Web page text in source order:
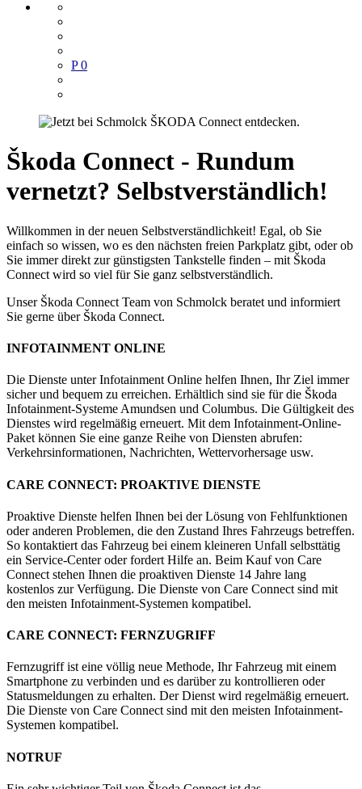
P 0
Škoda Connect - Rundum
vernetzt? Selbstverständlich!
Willkommen in der neuen Selbstverständlichkeit! Egal, ob Sie
einfach so wissen, wo es den nächsten freien Parkplatz gibt, oder ob
Sie immer direkt zur günstigsten Tankstelle finden – mit Škoda
Connect wird so viel für Sie ganz selbstverständlich.
Unser Škoda Connect Team von Schmolck beratet und informiert
Sie gerne über Škoda Connect.
INFOTAINMENT ONLINE
Die Dienste unter Infotainment Online helfen Ihnen, Ihr Ziel immer
sicher und bequem zu erreichen. Erhältlich sind sie für die Škoda
Infotainment-Systeme Amundsen und Columbus. Die Gültigkeit des
Dienstes wird regelmäßig erneuert. Mit dem Infotainment-Online-
Paket können Sie eine ganze Reihe von Diensten abrufen:
Verkehrsinformationen, Nachrichten, Wettervorhersage usw.
CARE CONNECT: PROAKTIVE DIENSTE
Proaktive Dienste helfen Ihnen bei der Lösung von Fehlfunktionen
oder anderen Problemen, die den Zustand Ihres Fahrzeugs betreffen.
So kontaktiert das Fahrzeug bei einem kleineren Unfall selbsttätig
ein Service-Center oder fordert Hilfe an. Beim Kauf von Care
Connect stehen Ihnen die proaktiven Dienste 14 Jahre lang
kostenlos zur Verfügung. Die Dienste von Care Connect sind mit
den meisten Infotainment-Systemen kompatibel.
CARE CONNECT: FERNZUGRIFF
Fernzugriff ist eine völlig neue Methode, Ihr Fahrzeug mit einem
Smartphone zu verbinden und es darüber zu kontrollieren oder
Statusmeldungen zu erhalten. Der Dienst wird regelmäßig erneuert.
Die Dienste von Care Connect sind mit den meisten Infotainment-
Systemen kompatibel.
NOTRUF